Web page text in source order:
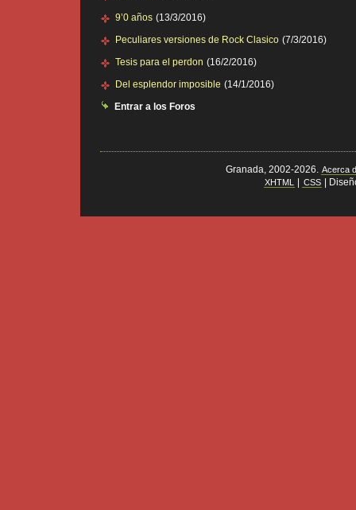
9’0 años (13/3/2016)
Peculiares versiones de Rock Clasico (7/3/2016)
Tesis para el perdon (16/2/2016)
Del esplendor imposible (14/1/2016)
Entrar a los Foros
Granada, 2002-2026. Acerca
XHTML
CSS |